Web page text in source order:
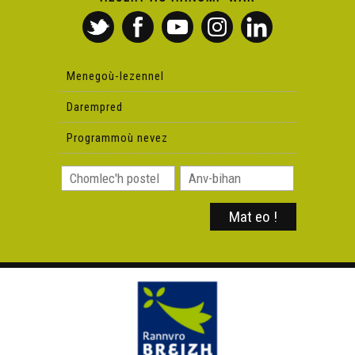
Menegoù-lezennel
Darempred
Programmoù nevez